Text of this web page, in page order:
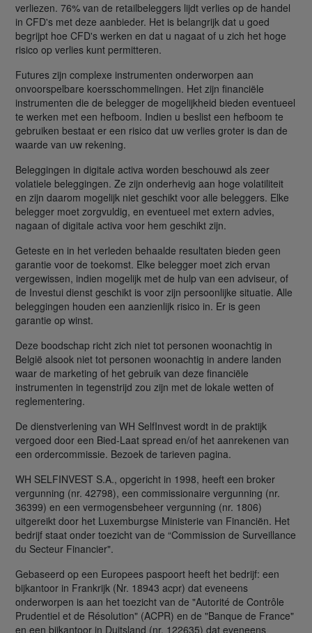
verliezen. 76% van de retailbeleggers lijdt verlies op de handel
in CFD's met deze aanbieder. Het is belangrijk dat u goed
begrijpt hoe CFD's werken en dat u nagaat of u zich het hoge
risico op verlies kunt permitteren.
Futures zijn complexe instrumenten onderworpen aan
onvoorspelbare koersschommelingen. Het zijn financiële
instrumenten die de belegger de mogelijkheid bieden eventueel
te werken met een hefboom. Indien u beslist een hefboom te
gebruiken bestaat er een risico dat uw verlies groter is dan de
waarde van uw rekening.
Beleggingen in digitale activa worden beschouwd als zeer
volatiele beleggingen. Ze zijn onderhevig aan hoge volatiliteit
en zijn daarom mogelijk niet geschikt voor alle beleggers. Elke
belegger moet zorgvuldig, en eventueel met extern advies,
nagaan of digitale activa voor hem geschikt zijn.
Geteste en in het verleden behaalde resultaten bieden geen
garantie voor de toekomst. Elke belegger moet zich ervan
vergewissen, indien mogelijk met de hulp van een adviseur, of
de Investui dienst geschikt is voor zijn persoonlijke situatie. Alle
beleggingen houden een aanzienlijk risico in. Er is geen
garantie op winst.
Deze boodschap richt zich niet tot personen woonachtig in
België alsook niet tot personen woonachtig in andere landen
waar de marketing of het gebruik van deze financiële
instrumenten in tegenstrijd zou zijn met de lokale wetten of
reglementering.
De dienstverlening van WH SelfInvest wordt in de praktijk
vergoed door een Bied-Laat spread en/of het aanrekenen van
een ordercommissie. Bezoek de tarieven pagina.
WH SELFINVEST S.A., opgericht in 1998, heeft een broker
vergunning (nr. 42798), een commissionaire vergunning (nr.
36399) en een vermogensbeheer vergunning (nr. 1806)
uitgereikt door het Luxemburgse Ministerie van Financiën. Het
bedrijf staat onder toezicht van de “Commission de Surveillance
du Secteur Financier".
Gebaseerd op een Europees paspoort heeft het bedrijf: een
bijkantoor in Frankrijk (Nr. 18943 acpr) dat eveneens
onderworpen is aan het toezicht van de "Autorité de Contrôle
Prudentiel et de Résolution" (ACPR) en de "Banque de France"
en een bijkantoor in Duitsland (nr. 122635) dat eveneens